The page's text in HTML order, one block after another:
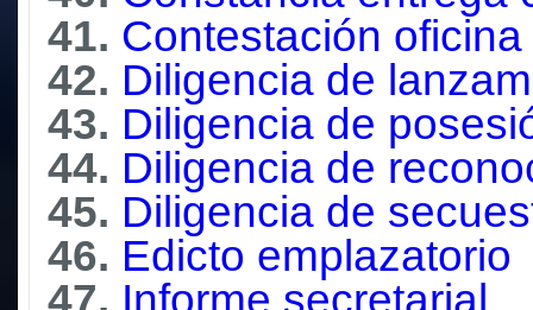
41. Contestación
42. Diligencia de
43. Diligencia de
44. Diligencia de
45. Diligencia de
46. Edicto emplazatorio
47. Informe secretarial